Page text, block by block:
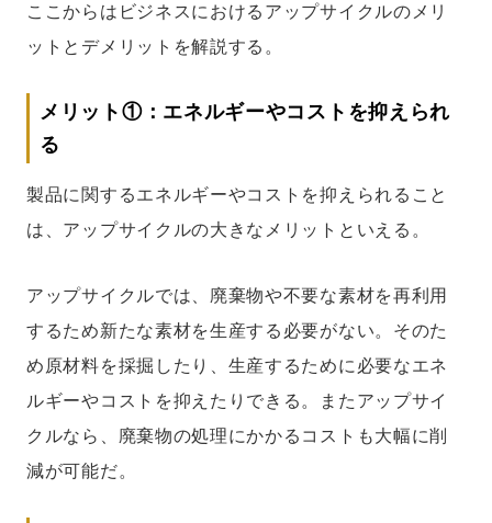
ここからはビジネスにおけるアップサイクルのメリ
ットとデメリットを解説する。
メリット①：エネルギーやコストを抑えられ
る
製品に関するエネルギーやコストを抑えられること
は、アップサイクルの大きなメリットといえる。
アップサイクルでは、廃棄物や不要な素材を再利用
するため新たな素材を生産する必要がない。そのた
め原材料を採掘したり、生産するために必要なエネ
ルギーやコストを抑えたりできる。またアップサイ
クルなら、廃棄物の処理にかかるコストも大幅に削
減が可能だ。